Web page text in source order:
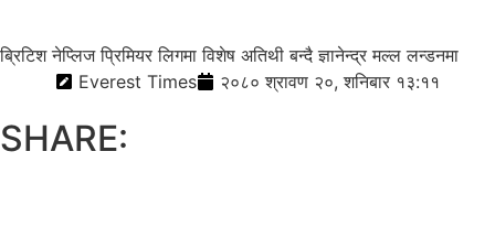
ब्रिटिश नेप्लिज प्रिमियर लिगमा विशेष अतिथी बन्दै ज्ञानेन्द्र मल्ल लन्डनमा
Everest Times
२०८० श्रावण २०, शनिबार १३:११
SHARE: